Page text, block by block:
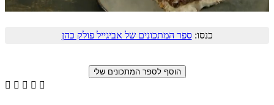
כנסו:ספר המתכונים של אביגייל פולק כהן
    